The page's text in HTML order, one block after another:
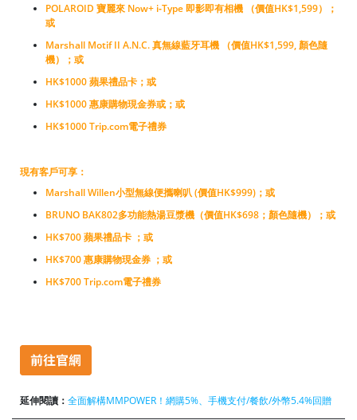
POLAROID 寶麗來 Now+ i‑Type 即影即有相機 （價值HK$1,599）；
或
Marshall Motif II A.N.C. 真無線藍牙耳機 （價值HK$1,599, 顏色隨
機）；或
HK$1000 蘋果禮品卡；或
HK$1000 惠康購物現金券或；或
HK$1000 Trip.com電子禮券
現有客戶可享：
Marshall Willen小型無線便攜喇叭 (價值HK$999)；或
BRUNO BAK802多功能熱湯豆漿機（價值HK$698；顏色隨機）
；或
HK$700 蘋果禮品卡 ；或
HK$700 惠康購物現金券 ；或
HK$700 Trip.com電子禮券
延伸閱讀： 全面解構MMPOWER！網購5%、手機支付/餐飲/外幣5.4%回贈